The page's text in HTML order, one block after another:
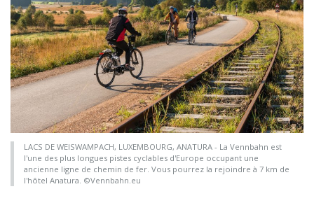
LACS DE WEISWAMPACH, LUXEMBOURG, ANATURA - La Vennbahn est
l'une des plus longues pistes cyclables d'Europe occupant une
ancienne ligne de chemin de fer. Vous pourrez la rejoindre à 7 km de
l'hôtel Anatura. ©Vennbahn.eu